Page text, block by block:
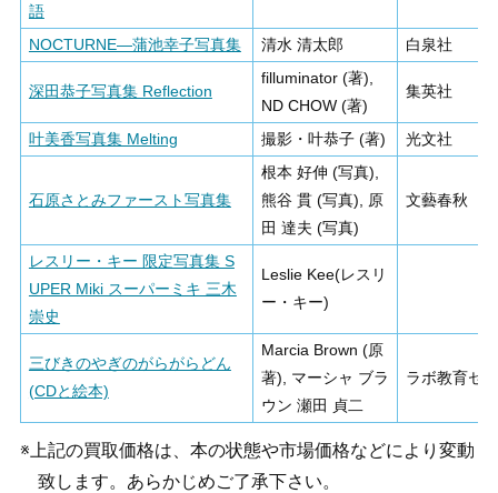
語
NOCTURNE―蒲池幸子写真集
清水 清太郎 白泉社
深田恭子写真集 Reflection
filluminator (著),
ND CHOW (著)
集英社
叶美香写真集 Melting 撮影・叶恭子 (著) 光文社
石原さとみファースト写真集
根本 好伸 (写真),
熊谷 貫 (写真), 原
田 達夫 (写真)
文藝春秋
レスリー・キー 限定写真集 S
UPER Miki スーパーミキ 三木
崇史
Leslie Kee(レスリ
ー・キー)
三びきのやぎのがらがらどん
(CDと絵本)
Marcia Brown (原
著), マーシャ ブラ
ウン 瀬田 貞二
ラボ教育セ
※上記の買取価格は、本の状態や市場価格などにより変動
致します。あらかじめご了承下さい。